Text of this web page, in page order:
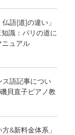
語[道]の違い」
識：パリの道に
ュアル
ス語記事につい
貝直子ピアノ教
&新料金体系」